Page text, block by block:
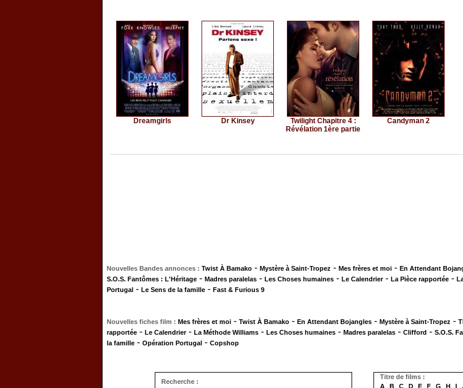
Dreamgirls Dr Kinsey
Twilight Chapitre 4 :
Révélation 1ère partie
Candyman 2
Nouvelles Bandes annonces : Twist À Bamako - Mystère à Saint-Tropez - Mes frères et moi - En Attendant
S.O.S. Fantômes : L'Héritage - Madres paralelas - Les Choses humaines - Le Calendrier- La Pièce rapportée -
Portugal - Le Sens de la famille - Fast & Furious 9
Nouvelles fiches film : Mes frères et moi - Twist À Bamako - En Attendant Bojangles - Mystère à Saint-Tropez -
rapportée - Le Calendrier- La Méthode Williams - Les Choses humaines - Madres paralelas - Clifford - S.O.S.
la famille - Opération Portugal - Copshop
Recherche :
Titre de films :
A
B C D E F G H I